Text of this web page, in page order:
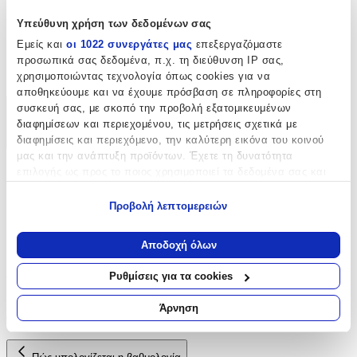
Υπεύθυνη χρήση των δεδομένων σας
Εμείς και οι 1022 συνεργάτες μας επεξεργαζόμαστε
προσωπικά σας δεδομένα, π.χ. τη διεύθυνση IP σας,
χρησιμοποιώντας τεχνολογία όπως cookies για να
αποθηκεύουμε και να έχουμε πρόσβαση σε πληροφορίες στη
συσκευή σας, με σκοπό την προβολή εξατομικευμένων
διαφημίσεων και περιεχομένου, τις μετρήσεις σχετικά με
διαφημίσεις και περιεχόμενο, την καλύτερη εικόνα του κοινού
μας και την ανάπτυξη προϊόντων. Έχετε τη δυνατότητα
Να συλλέξουμε πληροφορίες σχετικά με τη γεωγραφική
σας τοποθεσία, οι οποίες μπορεί να είναι ακριβείς σε
απόσταση μερικών μέτρων
Να αναγνωρίσουμε τη συσκευή σας σαρώνοντας ενεργά
για συγκεκριμένα χαρακτηριστικά (δακτυλικό αποτύπωμα)
Μάθετε περισσότερα σχετικά με τον τρόπο επεξεργασίας των
προσωπικών σας δεδομένων και καθορίστε τις προτιμήσεις σας
στηνενότητα “Λεπτομέρειες” . Μπορείτε να αλλάξετε ή να
Προβολή λεπτομερειών
Αποδοχή όλων
Ρυθμίσεις για τα cookies
Άρνηση
Χαρακτηριστικά
Είδος:
Φερμουάρ
Χαρακτηριστικά
+
Χαρακτηριστικά
Αξιολογήσεις
Προς το παρόν δεν υπάρχουν άλλες αξιολογήσεις. Όταν
προστεθούν, θα εμφανιστούν εδώ.